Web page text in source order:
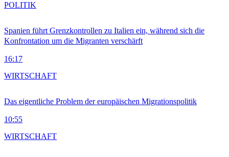
Spanien führt Grenzkontrollen zu Italien ein, während sich die
Konfrontation um die Migranten verschärft
16:17
POLITIK
Das eigentliche Problem der europäischen Migrationspolitik
10:55
WIRTSCHAFT
WIRTSCHAFT